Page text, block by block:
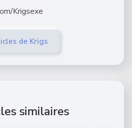
Krigsexe
de Krigs
similaires